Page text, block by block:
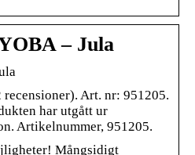
– Jula
Art. nr: 951205.
har utgått ur
Artikelnummer, 951205.
Mångsidigt